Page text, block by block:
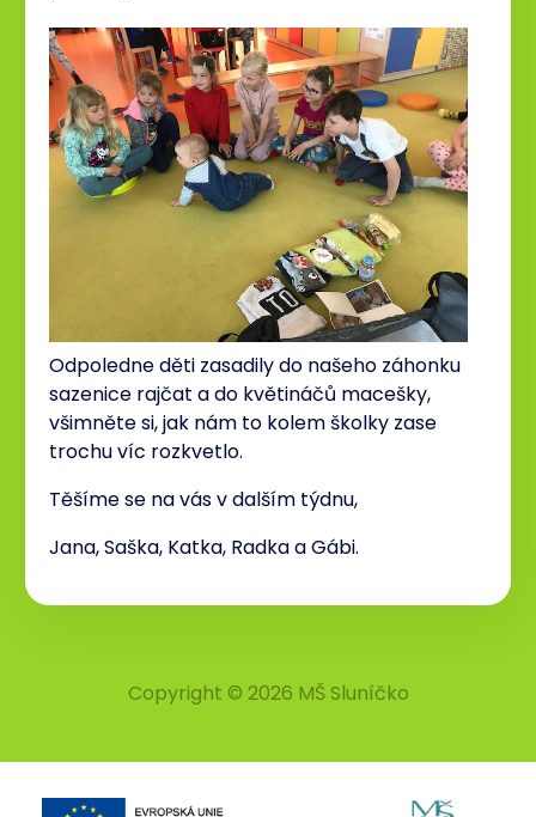
Odpoledne děti zasadily do našeho záhonku
sazenice rajčat a do květináčů macešky,
všimněte si, jak nám to kolem školky zase
trochu víc rozkvetlo.
Těšíme se na vás v dalším týdnu,
Jana, Saška, Katka, Radka a Gábi.
Copyright © 2026 MŠ Sluníčko